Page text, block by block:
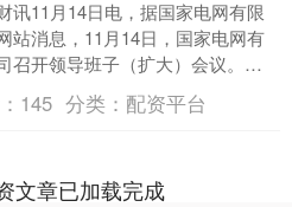
讯11月14日电，据国家电网有限
站消息，11月14日，国家电网有
召开领导班子（扩大）会议。受
织部领导委托，中央组织部有关
负责同志宣....
145 分类： 配资平台
文章已加载完成